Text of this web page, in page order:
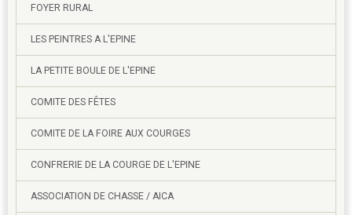
FOYER RURAL
LES PEINTRES A L'EPINE
LA PETITE BOULE DE L'EPINE
COMITE DES FÊTES
COMITE DE LA FOIRE AUX COURGES
CONFRERIE DE LA COURGE DE L'EPINE
ASSOCIATION DE CHASSE / AICA